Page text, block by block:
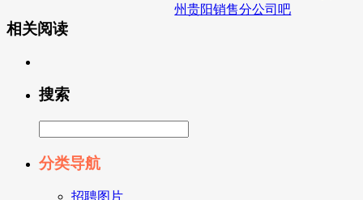
州贵阳销售分公司吧
相关阅读
搜索
分类导航
招聘图片